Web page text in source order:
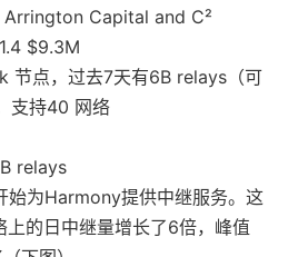
Capital and C²
$9.3M
节点，过去7天有6B relays（可
支持40 网络
relays
始为Harmony提供中继服务。这
的日中继量增长了6倍，峰值